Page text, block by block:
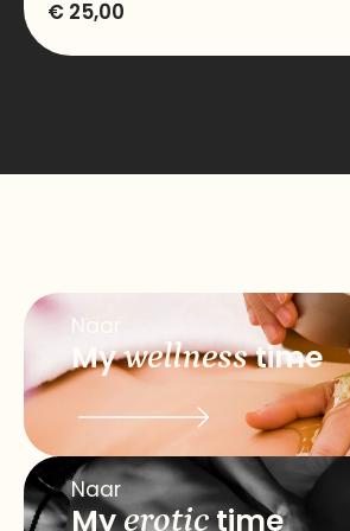
€ 25,00
Naar
Mywellnesstime
Naar
Myerotictime